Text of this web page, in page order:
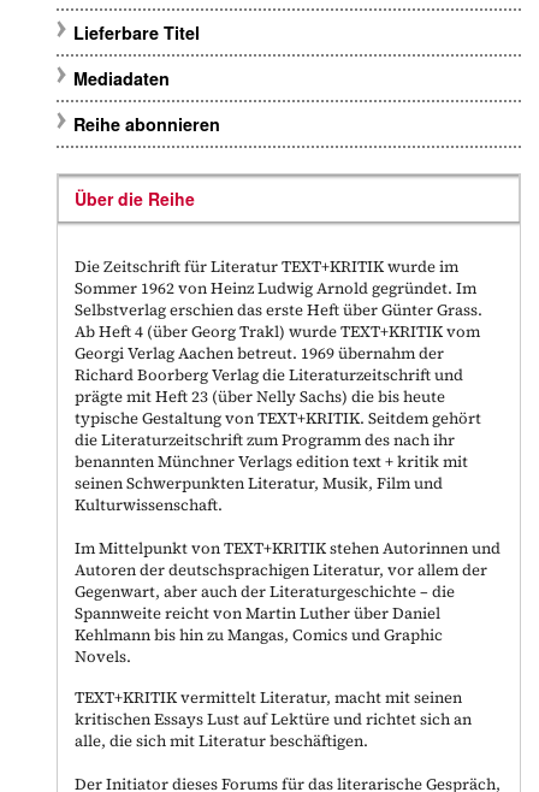
Lieferbare Titel
Mediadaten
Reihe abonnieren
Über die Reihe
Die Zeitschrift für Literatur TEXT+KRITIK wurde im
Sommer 1962 von Heinz Ludwig Arnold gegründet. Im
Selbstverlag erschien das erste Heft über Günter Grass.
Ab Heft 4 (über Georg Trakl) wurde TEXT+KRITIK vom
Georgi Verlag Aachen betreut. 1969 übernahm der
Richard Boorberg Verlag die Literaturzeitschrift und
prägte mit Heft 23 (über Nelly Sachs) die bis heute
typische Gestaltung von TEXT+KRITIK. Seitdem gehört
die Literaturzeitschrift zum Programm des nach ihr
benannten Münchner Verlags edition text + kritik mit
seinen Schwerpunkten Literatur, Musik, Film und
Kulturwissenschaft.
Im Mittelpunkt von TEXT+KRITIK stehen Autorinnen und
Autoren der deutschsprachigen Literatur, vor allem der
Gegenwart, aber auch der Literaturgeschichte – die
Spannweite reicht von Martin Luther über Daniel
Kehlmann bis hin zu Mangas, Comics und Graphic
Novels.
TEXT+KRITIK vermittelt Literatur, macht mit seinen
kritischen Essays Lust auf Lektüre und richtet sich an
alle, die sich mit Literatur beschäftigen.
Der Initiator dieses Forums für das literarische Gespräch,